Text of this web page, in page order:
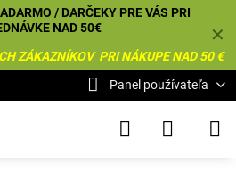
✕
/ DARČEKY PRE VÁS PRI
NAD 50€
ZÁKAZNÍKOV PRI NÁKUPE NAD 50 €
Panel používateľa